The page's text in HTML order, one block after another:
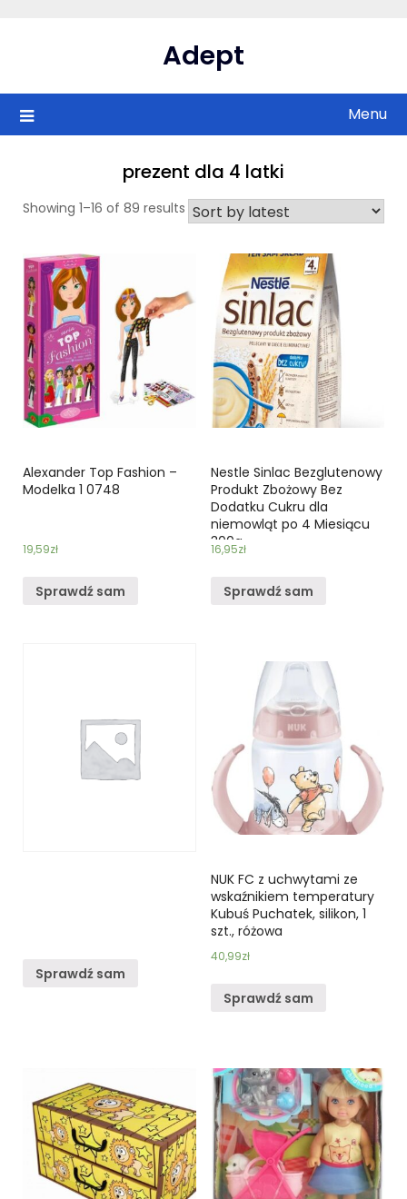
Adept
Menu
prezent dla 4 latki
Showing 1–16 of 89 results
Alexander Top Fashion –
Modelka 1 0748
19,59zł
Sprawdź sam
Nestle Sinlac Bezglutenowy
Produkt Zbożowy Bez
Dodatku Cukru dla
niemowląt po 4 Miesiącu
300g
16,95zł
Sprawdź sam
Sprawdź sam
NUK FC z uchwytami ze
wskaźnikiem temperatury
Kubuś Puchatek, silikon, 1
szt., różowa
40,99zł
Sprawdź sam